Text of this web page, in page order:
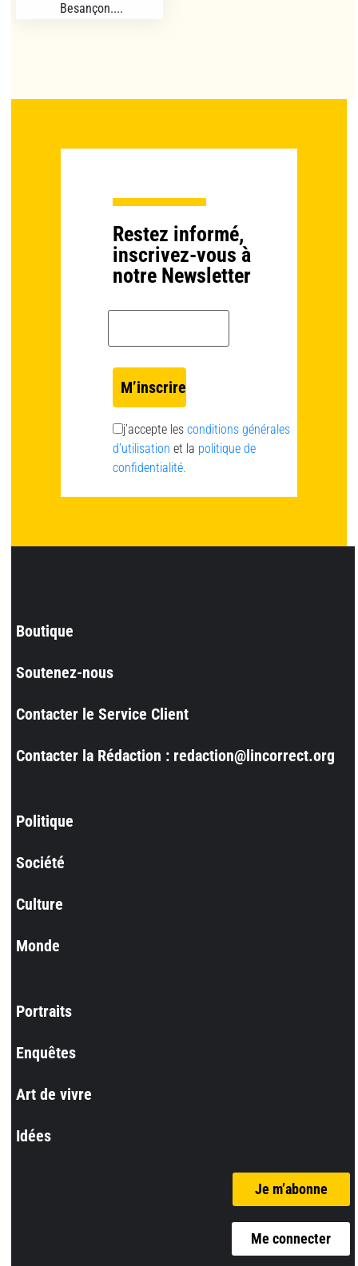
Besançon....
Restez informé,
inscrivez-vous à
notre Newsletter
j’accepte les conditions générales
d’utilisation et la politique de
confidentialité.
Boutique
Soutenez-nous
Contacter le Service Client
Contacter la Rédaction : redaction@lincorrect.org
Politique
Société
Culture
Monde
Portraits
Enquêtes
Art de vivre
Idées
Je m’abonne
Me connecter